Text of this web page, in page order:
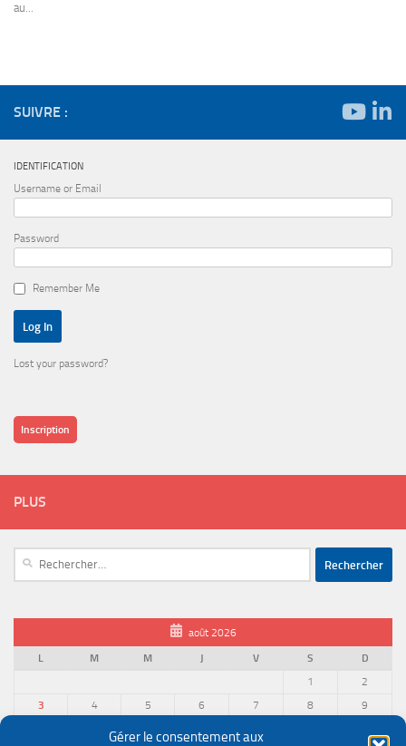
Gérer le consentement aux
au...
SUIVRE :
IDENTIFICATION
Username or Email
Password
Remember Me
Lost your password?
Inscription
PLUS
août 2026
L
M M J V S
D
1
2
3
4 5 6 7 8
9
12